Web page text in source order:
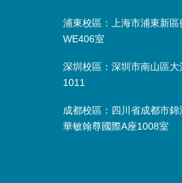
浦東校區：上海市浦東新區
WE406室
深圳校區：深圳市南山區
1011
成都校區：四川省成都市
華敏翰尊國際A座1008室